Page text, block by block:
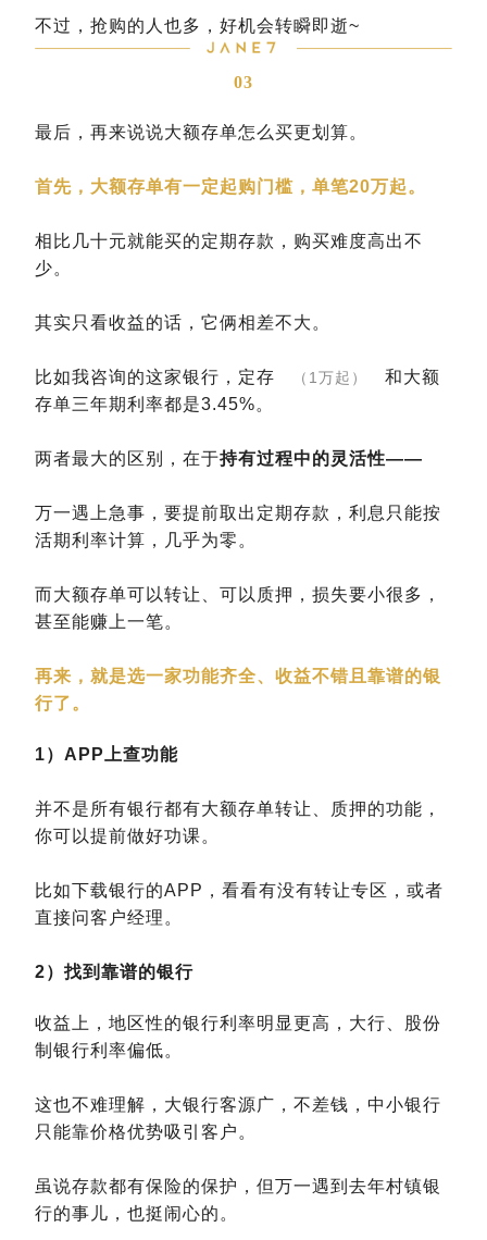
不过，抢购的人也多，好机会转瞬即逝~
03
最后，再来说说大额存单怎么买更划算。
首先，大额存单有一定起购门槛，单笔20万起。
相比几十元就能买的定期存款，购买难度高出不
少。
其实只看收益的话，它俩相差不大。
比如我咨询的这家银行，定存 （1万起）
和大额
存单三年期利率都是3.45%。
两者最大的区别，在于持有过程中的灵活性——
万一遇上急事，要提前取出定期存款，利息只能按
活期利率计算，几乎为零。
而大额存单可以转让、可以质押，损失要小很多，
甚至能赚上一笔。
再来，就是选一家功能齐全、收益不错且靠谱的银
行了。
1）APP上查功能
并不是所有银行都有大额存单转让、质押的功能，
你可以提前做好功课。
比如下载银行的APP，看看有没有转让专区，或者
直接问客户经理。
2）找到靠谱的银行
收益上，地区性的银行利率明显更高，大行、股份
制银行利率偏低。
这也不难理解，大银行客源广，不差钱，中小银行
只能靠价格优势吸引客户。
虽说存款都有保险的保护，但万一遇到去年村镇银
行的事儿，也挺闹心的。